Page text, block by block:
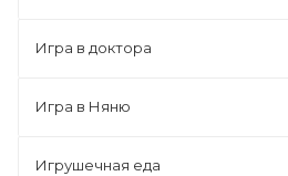
Игра в доктора
Игра в Няню
Игрушечная еда